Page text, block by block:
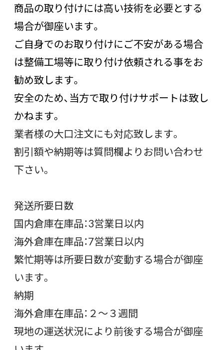
商品の取り付けには高い技術を必要とする
場合が御座います。
ご自身でのお取り付けにご不安がある場合
は整備工場等に取り付け依頼される事をお
勧め致します。
安全のため、当方で取り付けサポートは致し
かねます。
業者様の大口注文にも対応致します。
割引額や納期等は質問欄よりお問い合わせ
下さい。
発送所要日数
国内倉庫在庫品：3営業日以内
海外倉庫在庫品：7営業日以内
繁忙期等は所要日数が変動する場合が御座
います。
納期
海外倉庫在庫品：２～３週間
現地の運送状況により前後する場合が御座